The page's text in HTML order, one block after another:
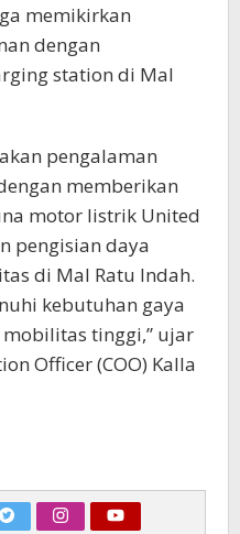
memikirkan
dengan
station di Mal
pengalaman
memberikan
motor listrik United
pengisian daya
di Mal Ratu Indah.
kebutuhan gaya
tinggi,” ujar
Officer (COO) Kalla